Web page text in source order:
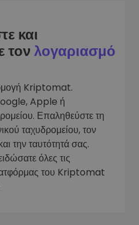
και
τονλογαριασμό
Kriptomat.
Apple ή
Επαληθεύστε τη
ταχυδρομείου, τον
την ταυτότητά σας.
όλες τις
του Kriptomat